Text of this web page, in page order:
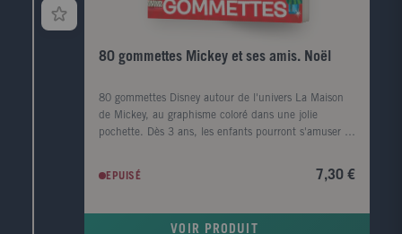
80 gommettes Mickey et ses amis. Noël
80 gommettes Disney autour de l'univers La Maison
de Mickey, au graphisme coloré dans une jolie
pochette. Dès 3 ans, les enfants pourront s'amuser à
gommettes sont particulièrement adaptées aux mains
EPUISÉ 7,30 €
VOIR PRODUIT